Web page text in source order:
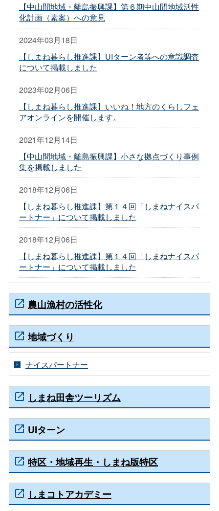
【中山間地域・離島振興課】第６期中山間地域活性
化計画（素案）への意見
2024年03月18日
【しまね暮らし推進課】UIターン者等への意識調査
について掲載しました
2023年02月06日
【しまね暮らし推進課】いいね！地方のくらしフェ
アオンラインを開催します。
2021年12月14日
【中山間地域・離島振興課】小さな拠点づくり事例
集を掲載しました
2018年12月06日
【しまね暮らし推進課】第１４回「しまねナイスパ
ートナー」について掲載しました
2018年12月06日
【しまね暮らし推進課】第１４回「しまねナイスパ
ートナー」について掲載しました
農山漁村の活性化
地域づくり
ナイスパートナー
しまね田舎ツーリズム
UIターン
特区・地域再生・しまね版特区
しまコトアカデミー